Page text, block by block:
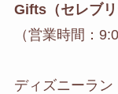
Gifts（セレブリ
（営業時間：
ディズニーラ